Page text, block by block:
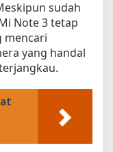
sudah
Note 3 tetap
mencari
yang handal